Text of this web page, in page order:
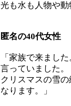
光も水も人物や
匿名の40代女性
「家族で来まし
言っていました。
クリスマスの雪
なります。」